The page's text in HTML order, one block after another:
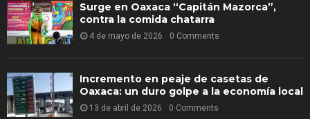
Surge en Oaxaca “Capitán Mazorca”,
contra la comida chatarra
4 de mayo de 2026 0 Comments
Incremento en peaje de casetas de
Oaxaca: un duro golpe a la economía local
13 de abril de 2026 0 Comments